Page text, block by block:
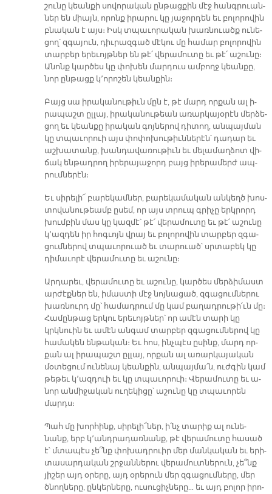
շու­նը կեան­քի սո­վո­րա­կան ըն­թաց­քին մէջ հանգ­րուան­
ներ են միայն, ո­րոնք ի­րա­րու կը յա­ջոր­դեն եւ բո­լո­րո­վին
բնա­կան է այս։ Իսկ տպա­ւո­րա­կան խառ­նուածք ու­նե­
ցող՝ զգա­յուն, դիւ­րազ­գած մէ­կու մը հա­մար բո­լո­րո­վին
տար­բեր ե­րե­ւոյթ­ներ են թէ՛ վե­րա­մու­տը եւ թէ՛ ա­շու­նը։
Ա­նոնք կար­ծես կը փո­խեն մար­դուս ամ­բողջ կեան­քը,
նոր ըն­թացք կ՚ո­րո­շեն կեան­քին։
Բայց սա ի­րա­կա­նու­թիւն մըն է, թէ մարդ որ­քան ալ ի­
րա­պաշտ ըլ­լայ, ի­րա­կա­նու­թեան ա­ռար­կա­յօ­րէն մեր­ձե­
ցող եւ կեան­քը ի­րա­կան գոյ­նե­րով դի­տող, ան­պայ­ման
կը տպա­ւո­րուի այս փո­փո­խու­թիւն­նե­րէն՝ դա­դար եւ
աշ­խա­տանք, խան­դա­վա­ռու­թիւն եւ մե­լա­մաղ­ձոտ վի­
ճակ են­թադ­րող ի­րե­րա­յա­ջորդ բայց ի­րե­րա­մերժ ապ­
րում­նե­րէն։
Եւ սի­րե­լի՜ բա­րե­կամ­ներ, բա­րե­կա­մա­կան ան­կեղծ խոս­
տո­վա­նու­թեամբ ը­սեմ, որ այս տրուպ գրի­չը երկ­րորդ
խում­բին մաս կը կազ­մէ՝ թէ՛ վե­րա­մու­տը եւ թէ՛ ա­շու­նը
կ՚ազ­դեն իր հոգ­ւոյն վրայ եւ բո­լո­րո­վին տար­բեր զգա­
ցում­նե­րով տպա­ւո­րուած եւ տա­րուած՝ սրտա­բեկ կը
դի­մա­ւո­րէ վե­րա­մու­տը եւ ա­շու­նը։
Ար­դա­րեւ, վե­րա­մու­տը եւ ա­շու­նը, կար­ծես մեր­ձի­մաստ
ար­ժէք­ներ են, ի­մաս­տի մէջ նոյ­նա­ցած, զգա­ցում­նե­րու
խառ­նուրդ մը՝ հա­մադ­րում մը կամ բա­ղադ­րու­թի՛ւն մը։
Հա­մըն­թաց եր­կու ե­րե­ւոյթ­ներ՝ որ ա­մէն տա­րի կը
կրկնուին եւ ա­մէն ան­գամ տար­բեր զգա­ցում­նե­րով կը
հա­մա­կեն են­թա­կան։ Եւ հոս, ինչ­պէս ը­սինք, մարդ որ­
քան ալ ի­րա­պաշտ ըլ­լայ, որ­քան ալ ա­ռար­կա­յա­կան
մօ­տե­ցում ու­նե­նայ կեան­քին, ան­պայ­մա՛ն, ուժ­գին կամ
թե­թեւ կ՚ազ­դուի եւ կը տպա­ւո­րուի։ Վե­րա­մու­տը եւ ա­
նոր ան­մի­ջա­կան ու­ղե­կի­ցը՝ ա­շու­նը կը տպա­ւո­րեն
մարդս։
Պահ մը խոր­հինք, սի­րե­լի՜­ներ, ի՛նչ տա­րիք ալ ու­նե­
նանք, երբ կ՚անդ­րա­դառ­նանք, թէ վե­րա­մու­տը հա­սած
է՝ մտա­պէս չե՞նք փո­խադ­րուիր մեր ման­կա­կան եւ ե­րի­
տա­սար­դա­կան շրջան­նե­րու վե­րա­մուտ­նե­րուն, չե՞նք
յի­շեր այդ օ­րե­րը, այդ օ­րե­րուն մեր զգա­ցում­նե­րը, մեր
ծնող­նե­րը, ըն­կեր­նե­րը, ու­սու­ցիչ­նե­րը... եւ այդ բո­լոր ի­րո­